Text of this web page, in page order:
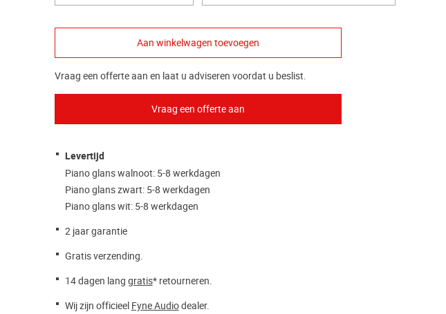
Vraag een offerte aan en laat u adviseren voordat u beslist.
Levertijd
Piano glans walnoot: 5-8 werkdagen
Piano glans zwart: 5-8 werkdagen
Piano glans wit: 5-8 werkdagen
2 jaar garantie
Gratis verzending.
14 dagen lang gratis* retourneren.
Wij zijn officieel Fyne Audiodealer.